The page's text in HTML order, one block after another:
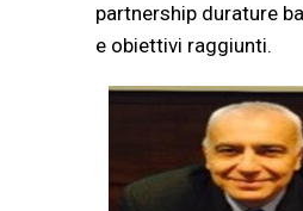
partnership durature
e obiettivi raggiunti.